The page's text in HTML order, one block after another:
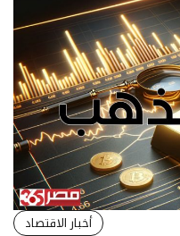
أخبار الاقتصاد